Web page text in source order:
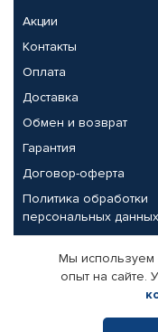
Акции
Контакты
Оплата
Доставка
Обмен и возврат
Гарантия
Договор-оферта
Политика обработки
персональных данных
Партнерам
Корпоративным
Поставщикам
Мы используем
опыт на сайте.